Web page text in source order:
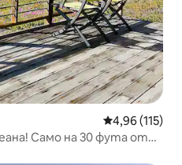
Средна
4,96 (115)
Само на 30 фута от